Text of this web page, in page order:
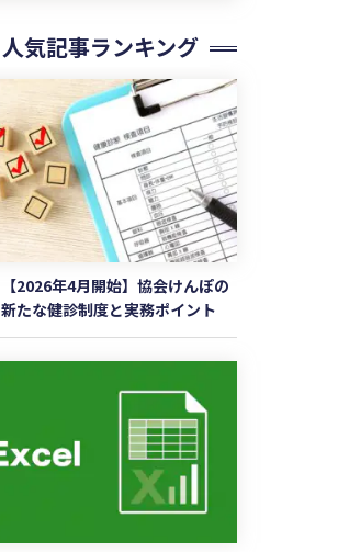
人気記事ランキング
【2026年4月開始】協会けんぽの
新たな健診制度と実務ポイント